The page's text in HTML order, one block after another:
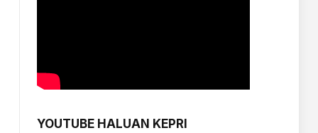
YOUTUBE HALUAN KEPRI